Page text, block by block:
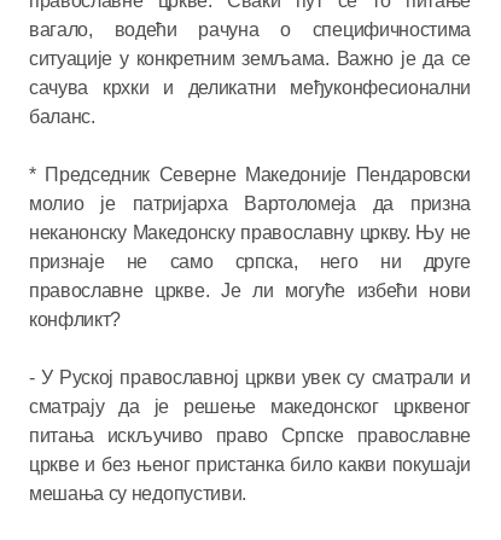
вагало, водећи рачуна о специфичностима
ситуације у конкретним земљама. Важно је да се
сачува крхки и деликатни међуконфесионални
баланс.
* Председник Северне Македоније Пендаровски
молио је патријарха Вартоломеја да призна
неканонску Македонску православну цркву. Њу не
признаје не само српска, него ни друге
православне цркве. Је ли могуће избећи нови
конфликт?
- У Руској православној цркви увек су сматрали и
сматрају да је решење македонског црквеног
питања искључиво право Српске православне
цркве и без њеног пристанка било какви покушаји
мешања су недопустиви.